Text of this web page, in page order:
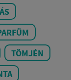
TÖMJÉN